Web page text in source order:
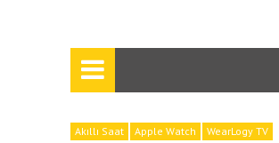
Akıllı Saat Apple Watch WearLogy TV